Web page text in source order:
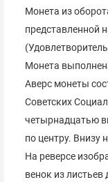
Монета из
представленной
Монета
Аверс монеты
Советских
четырнадцатью
по центру. Внизу
На реверсе
венок из листьев